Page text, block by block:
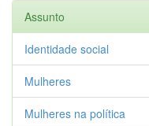
Assunto
Identidade social
Mulheres
Mulheres na política